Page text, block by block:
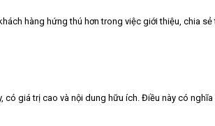
hàng hứng thú hơn trong việc giới thiệu, chia sẻ
giá trị cao và nội dung hữu ích. Điều này có